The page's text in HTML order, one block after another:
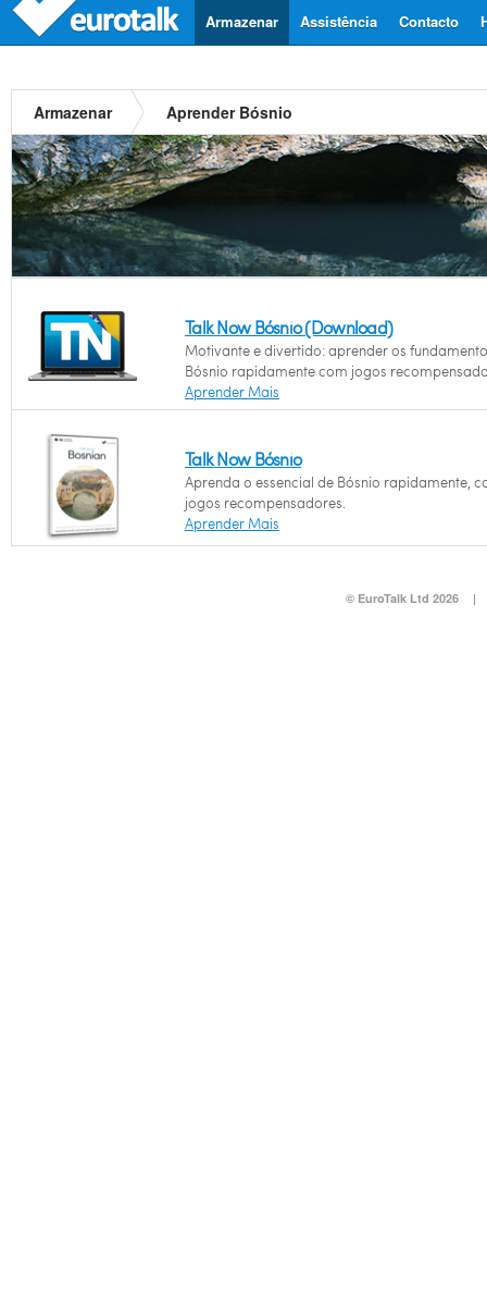
Contacto
Assistência
Armazenar
Armazenar Aprender Bósnio
Talk Now Bósnio (Download)
Motivante e divertido: aprender os
Bósnio rapidamente com jogos
Aprender Mais
Talk Now Bósnio
Aprenda o essencial de Bósnio rapidamente,
jogos recompensadores.
Aprender Mais
© EuroTalk Ltd 2026 |